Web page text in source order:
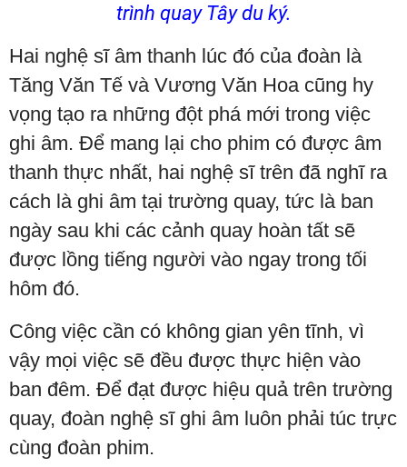
trình quay Tây du ký.
Hai nghệ sĩ âm thanh lúc đó của đoàn là
Tăng Văn Tế và Vương Văn Hoa cũng hy
vọng tạo ra những đột phá mới trong việc
ghi âm. Để mang lại cho phim có được âm
thanh thực nhất, hai nghệ sĩ trên đã nghĩ ra
cách là ghi âm tại trường quay, tức là ban
ngày sau khi các cảnh quay hoàn tất sẽ
được lồng tiếng người vào ngay trong tối
hôm đó.
Công việc cần có không gian yên tĩnh, vì
vậy mọi việc sẽ đều được thực hiện vào
ban đêm. Để đạt được hiệu quả trên trường
quay, đoàn nghệ sĩ ghi âm luôn phải túc trực
cùng đoàn phim.